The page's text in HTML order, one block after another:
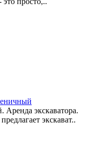
Аренда экскаватора.
экскават..